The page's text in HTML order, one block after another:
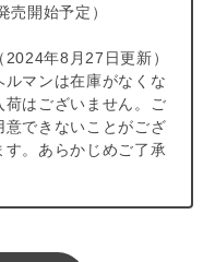
売開始予定）
（2024年8月27日更新）
マンは在庫がなくな
荷はございません。ご
できないことがござ
す。あらかじめご了承